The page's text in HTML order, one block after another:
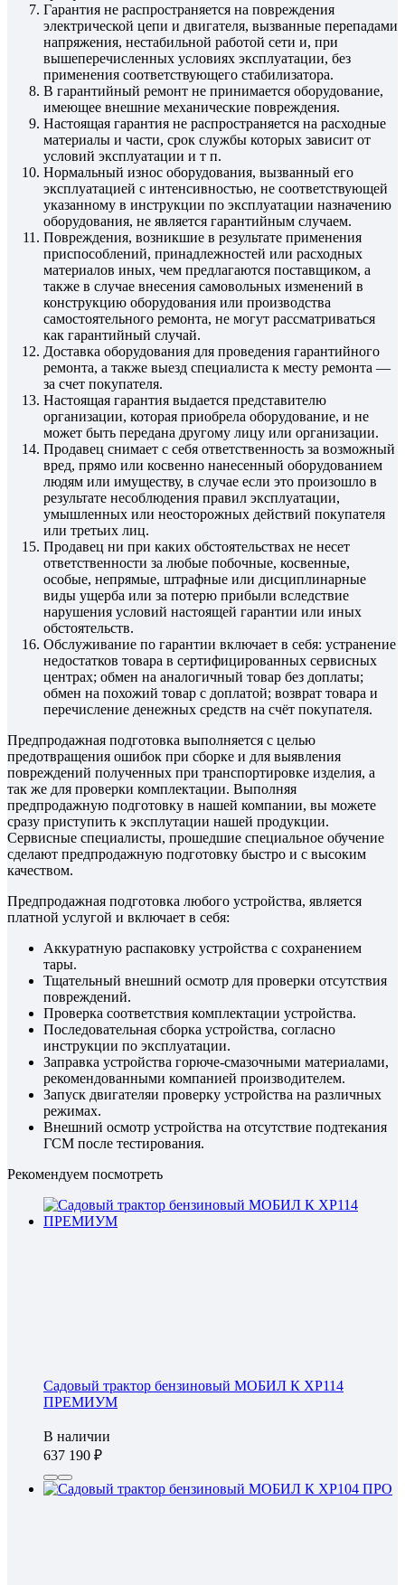
Гарантия не распространяется на повреждения
электрической цепи и двигателя, вызванные перепадами
напряжения, нестабильной работой сети и, при
вышеперечисленных условиях эксплуатации, без
применения соответствующего стабилизатора.
В гарантийный ремонт не принимается оборудование,
имеющее внешние механические повреждения.
Настоящая гарантия не распространяется на расходные
материалы и части, срок службы которых зависит от
условий эксплуатации и т п.
Нормальный износ оборудования, вызванный его
эксплуатацией с интенсивностью, не соответствующей
указанному в инструкции по эксплуатации назначению
оборудования, не является гарантийным случаем.
Повреждения, возникшие в результате применения
приспособлений, принадлежностей или расходных
материалов иных, чем предлагаются поставщиком, а
также в случае внесения самовольных изменений в
конструкцию оборудования или производства
самостоятельного ремонта, не могут рассматриваться
как гарантийный случай.
Доставка оборудования для проведения гарантийного
ремонта, а также выезд специалиста к месту ремонта —
за счет покупателя.
Настоящая гарантия выдается представителю
организации, которая приобрела оборудование, и не
может быть передана другому лицу или организации.
Продавец снимает с себя ответственность за возможный
вред, прямо или косвенно нанесенный оборудованием
людям или имуществу, в случае если это произошло в
результате несоблюдения правил эксплуатации,
умышленных или неосторожных действий покупателя
или третьих лиц.
Продавец ни при каких обстоятельствах не несет
ответственности за любые побочные, косвенные,
особые, непрямые, штрафные или дисциплинарные
виды ущерба или за потерю прибыли вследствие
нарушения условий настоящей гарантии или иных
обстоятельств.
Обслуживание по гарантии включает в себя: устранение
недостатков товара в сертифицированных сервисных
центрах; обмен на аналогичный товар без доплаты;
обмен на похожий товар с доплатой; возврат товара и
перечисление денежных средств на счёт покупателя.
Предпродажная подготовка выполняется с целью
предотвращения ошибок при сборке и для выявления
повреждений полученных при транспортировке изделия, а
так же для проверки комплектации. Выполняя
предпродажную подготовку в нашей компании, вы можете
сразу приступить к эксплутации нашей продукции.
Сервисные специалисты, прошедшие специальное обучение
сделают предпродажную подготовку быстро и с высоким
качеством.
Предпродажная подготовка любого устройства, является
платной услугой и включает в себя:
Аккуратную распаковку устройства с сохранением
тары.
Тщательный внешний осмотр для проверки отсутствия
повреждений.
Проверка соответствия комплектации устройства.
Последовательная сборка устройства, согласно
инструкции по эксплуатации.
Заправка устройства горюче-смазочными материалами,
рекомендованными компанией производителем.
Запуск двигателяи проверку устройства на различных
режимах.
Внешний осмотр устройства на отсутствие подтекания
ГСМ после тестирования.
Рекомендуем посмотреть
Садовый трактор бензиновый МОБИЛ К XP114
ПРЕМИУМ
В наличии
637 190